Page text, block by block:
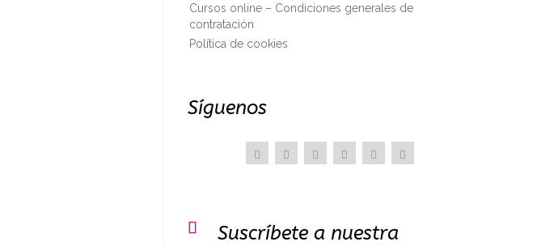
Cursos online – Condiciones generales de
contratación
Política de cookies
Síguenos

Suscríbete a nuestra